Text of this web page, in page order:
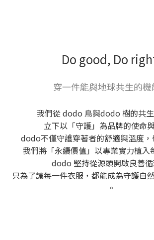
Do good, Do
穿一件能與地球共生的機
我們從 dodo 鳥與dodo 樹的共生
立下以「守護」為品牌的使命
dodo不僅守護穿著者的舒適與溫度，
我們將「永續價值」以專業實力植入
dodo 堅持從源頭開啟良善循
只為了讓每一件衣服，都能成為守護自
。